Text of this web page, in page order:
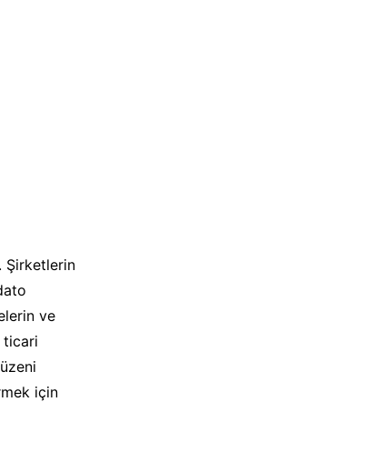
Şirketlerin
ve
ticari
için